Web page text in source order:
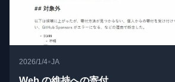
2026/1/4•JA